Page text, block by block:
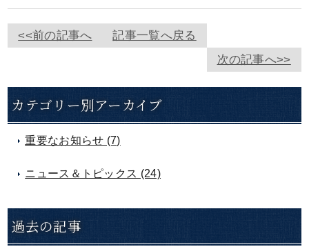
<<前の記事へ
記事一覧へ戻る
次の記事へ>>
カテゴリー別アーカイブ
重要なお知らせ (7)
ニュース＆トピックス (24)
過去の記事